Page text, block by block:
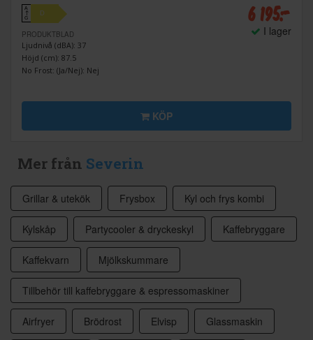
A
↑
G
D
PRODUKTBLAD
Ljudnivå (dBA): 37
Höjd (cm): 87.5
No Frost: (Ja/Nej): Nej
6 195:-
I lager
KÖP
Mer från Severin
Grillar & utekök Frysbox Kyl och frys kombi
Kylskåp Partycooler & dryckeskyl Kaffebryggare
Kaffekvarn Mjölkskummare
Tillbehör till kaffebryggare & espressomaskiner
Airfryer Brödrost Elvisp Glassmaskin